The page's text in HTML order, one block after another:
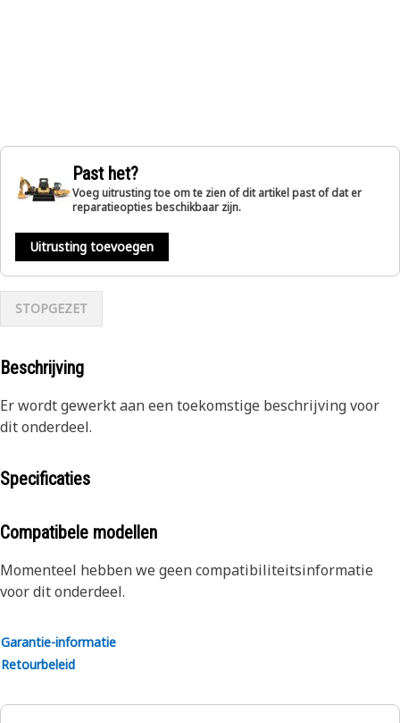
Past het?
Voeg uitrusting toe om te zien of dit artikel past of dat er
reparatieopties beschikbaar zijn.
Uitrusting toevoegen
STOPGEZET
Beschrijving
Er wordt gewerkt aan een toekomstige beschrijving voor
dit onderdeel.
Specificaties
Compatibele modellen
Momenteel hebben we geen compatibiliteitsinformatie
voor dit onderdeel.
Garantie-informatie
Retourbeleid